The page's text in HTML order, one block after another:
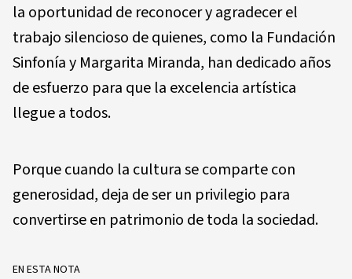
la oportunidad de reconocer y agradecer el
trabajo silencioso de quienes, como la Fundación
Sinfonía y Margarita Miranda, han dedicado años
de esfuerzo para que la excelencia artística
llegue a todos.
Porque cuando la cultura se comparte con
generosidad, deja de ser un privilegio para
convertirse en patrimonio de toda la sociedad.
EN ESTA NOTA